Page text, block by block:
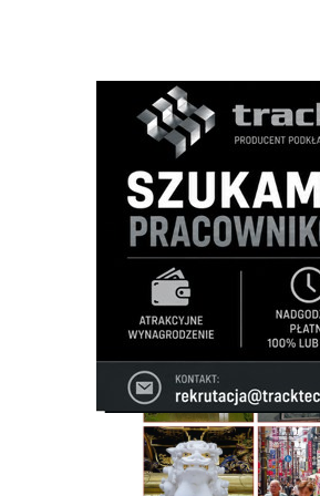
Ścieżka
nawigacyjna
Strona główna Imprezy